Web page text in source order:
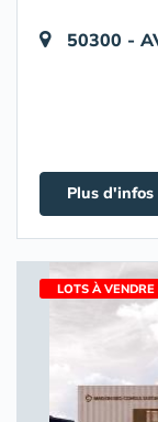
50300 -
Plus d'infos
LOTS À